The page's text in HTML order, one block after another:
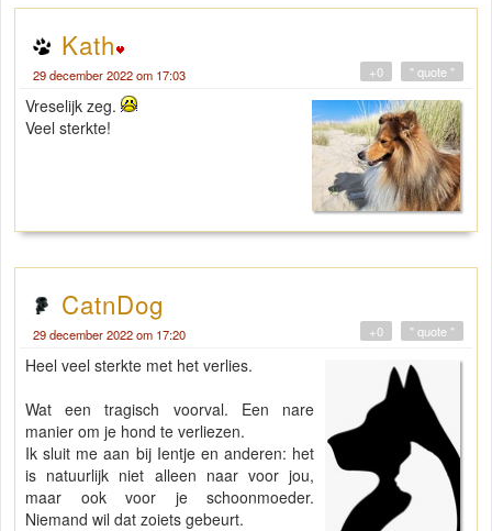
Kath
29 december 2022 om 17:03 " quote "
+0
Vreselijk zeg.
Veel sterkte!
CatnDog
29 december 2022 om 17:20 " quote "
+0
Heel veel sterkte met het verlies.
Wat een tragisch voorval. Een nare
manier om je hond te verliezen.
Ik sluit me aan bij Ientje en anderen: het
is natuurlijk niet alleen naar voor jou,
maar ook voor je schoonmoeder.
Niemand wil dat zoiets gebeurt.